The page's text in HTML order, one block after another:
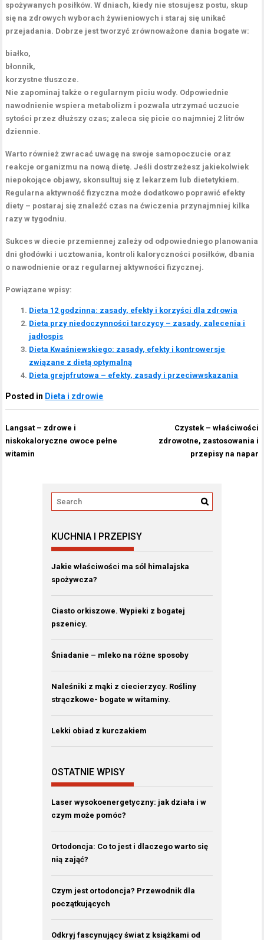
spożywanych posiłków. W dniach, kiedy nie stosujesz postu, skup
się na zdrowych wyborach żywieniowych i staraj się unikać
przejadania. Dobrze jest tworzyć zrównoważone dania bogate w:
białko,
błonnik,
korzystne tłuszcze.
Nie zapominaj także o regularnym piciu wody. Odpowiednie
nawodnienie wspiera metabolizm i pozwala utrzymać uczucie
sytości przez dłuższy czas; zaleca się picie co najmniej 2 litrów
dziennie.
Warto również zwracać uwagę na swoje samopoczucie oraz
reakcje organizmu na nową dietę. Jeśli dostrzeżesz jakiekolwiek
niepokojące objawy, skonsultuj się z lekarzem lub dietetykiem.
Regularna aktywność fizyczna może dodatkowo poprawić efekty
diety – postaraj się znaleźć czas na ćwiczenia przynajmniej kilka
razy w tygodniu.
Sukces w diecie przemiennej zależy od odpowiedniego planowania
dni głodówki i ucztowania, kontroli kaloryczności posiłków, dbania
o nawodnienie oraz regularnej aktywności fizycznej.
Powiązane wpisy:
Dieta 12 godzinna: zasady, efekty i korzyści dla zdrowia
Dieta przy niedoczynności tarczycy – zasady, zalecenia i
jadłospis
Dieta Kwaśniewskiego: zasady, efekty i kontrowersje
związane z dietą optymalną
Dieta grejpfrutowa – efekty, zasady i przeciwwskazania
Posted in Dieta i zdrowie
Nawigacja
wpisu
Langsat – zdrowe i
niskokaloryczne owoce pełne
witamin
Czystek – właściwości
zdrowotne, zastosowania i
przepisy na napar
KUCHNIA I PRZEPISY
Jakie właściwości ma sól himalajska
spożywcza?
Ciasto orkiszowe. Wypieki z bogatej
pszenicy.
Śniadanie – mleko na różne sposoby
Naleśniki z mąki z ciecierzycy. Rośliny
strączkowe- bogate w witaminy.
Lekki obiad z kurczakiem
OSTATNIE WPISY
Laser wysokoenergetyczny: jak działa i w
czym może pomóc?
Ortodoncja: Co to jest i dlaczego warto się
nią zająć?
Czym jest ortodoncja? Przewodnik dla
początkujących
Odkryj fascynujący świat z książkami od